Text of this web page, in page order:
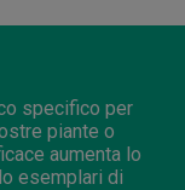
specifico per
piante o
aumenta lo
esemplari di